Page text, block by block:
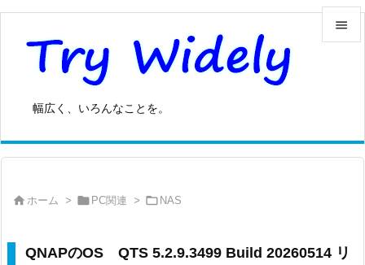
幅広く、いろんなことを。


前へ
 ホーム >  PC関連 >  NAS
QNAPのOS QTS 5.2.9.3499 Build 20260514 リ